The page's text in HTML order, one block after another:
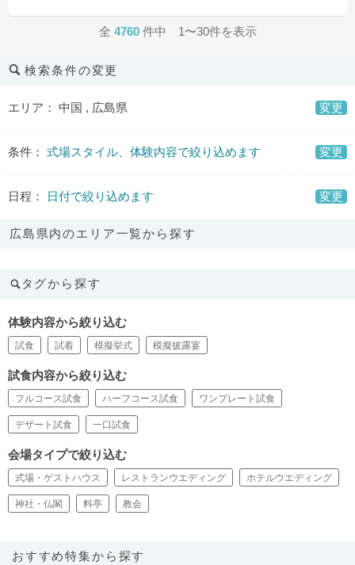
全 4760 件中 1〜30件を表示
検索条件の変更
エリア： 中国 , 広島県 変更
条件： 式場スタイル、体験内容で絞り込めます 変更
日程： 日付で絞り込めます 変更
広島県内のエリア一覧から探す
タグから探す
体験内容から絞り込む
試食 試着 模擬挙式 模擬披露宴
試食内容から絞り込む
フルコース試食 ハーフコース試食 ワンプレート試食
デザート試食 一口試食
会場タイプで絞り込む
式場・ゲストハウス レストランウエディング ホテルウエディング
神社・仏閣 料亭 教会
おすすめ特集から探す